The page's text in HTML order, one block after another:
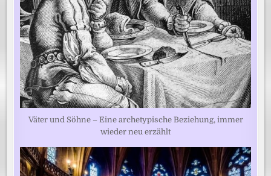
Väter und Söhne – Eine archetypische Beziehung, immer
wieder neu erzählt